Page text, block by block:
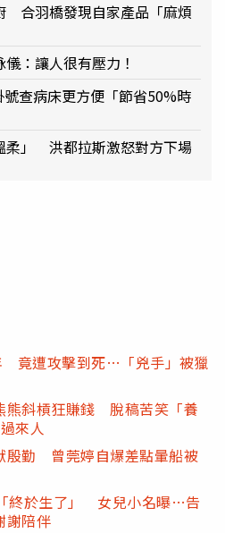
合羽橋發現自家產品「麻煩
：讓人很有壓力！
查病床更方便「節省50%時
柔」 洪都拉斯激怒對方下場
竟遭攻擊到死…「兇手」被獵
熊斜槓狂賺錢 脫稿苦笑「養
來人
殷勤 曾莞婷自爆差點暈船被
終於生了」 女兒小名曝…告
謝陪伴